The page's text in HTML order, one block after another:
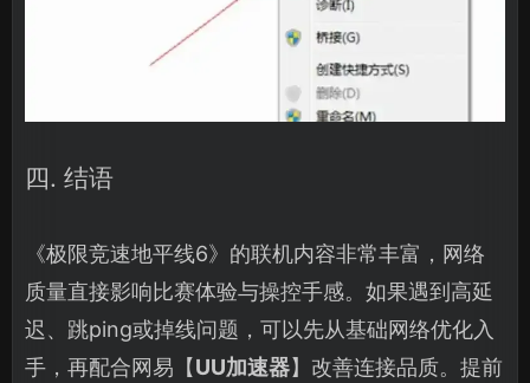
四. 结语
《极限竞速地平线6》的联机内容非常丰富，网络
质量直接影响比赛体验与操控手感。如果遇到高延
迟、跳ping或掉线问题，可以先从基础网络优化入
手，再配合网易【UU加速器】改善连接品质。提前